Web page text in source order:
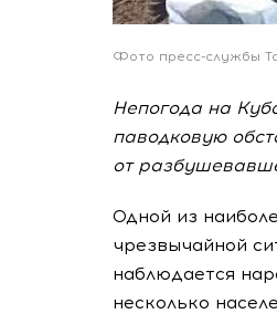
Фото пресс-службы
Непогода на
паводковую
от
Одной из
чрезвычайной
наблюдается
несколько